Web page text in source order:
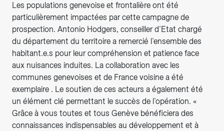
Les populations genevoise et frontalière ont été
particulièrement impactées par cette campagne de
prospection. Antonio Hodgers, conseiller d’Etat chargé
du département du territoire a remercié l’ensemble des
habitant.e.s pour leur compréhension et patience face
aux nuisances induites. La collaboration avec les
communes genevoises et de France voisine a été
exemplaire . Le soutien de ces acteurs a également été
un élément clé permettant le succès de l’opération. «
Grâce à vous toutes et tous Genève bénéficiera des
connaissances indispensables au développement et à